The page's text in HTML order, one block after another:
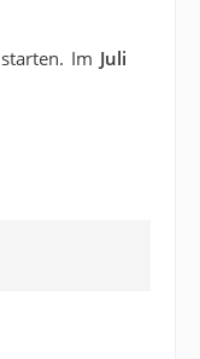
starten. Im Juli